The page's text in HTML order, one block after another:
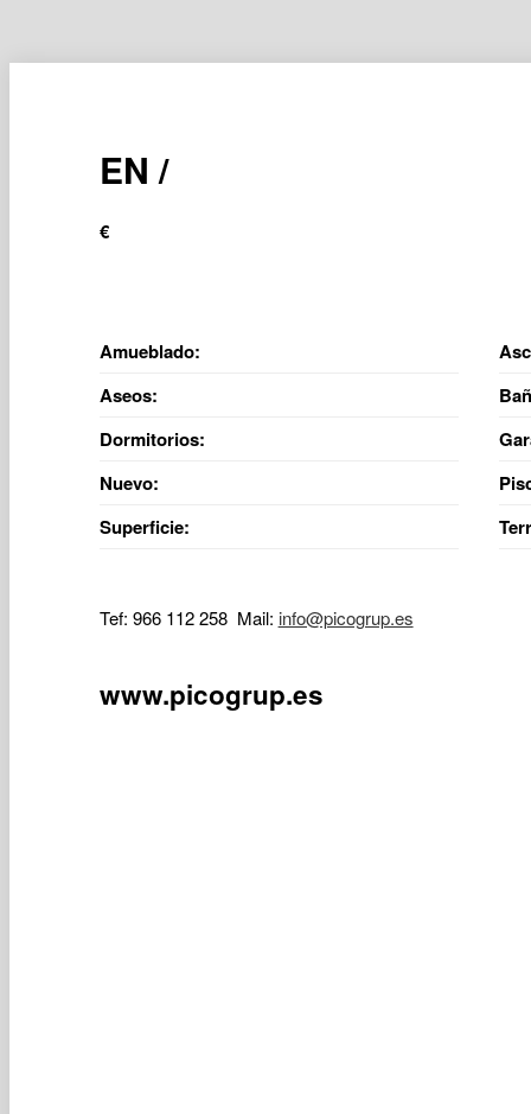
EN /
€
Amueblado:
Aseos:
Dormitorios:
Nuevo:
Superficie:
Tef: 966 112 258 Mail: info@picogrup.es
www.picogrup.es